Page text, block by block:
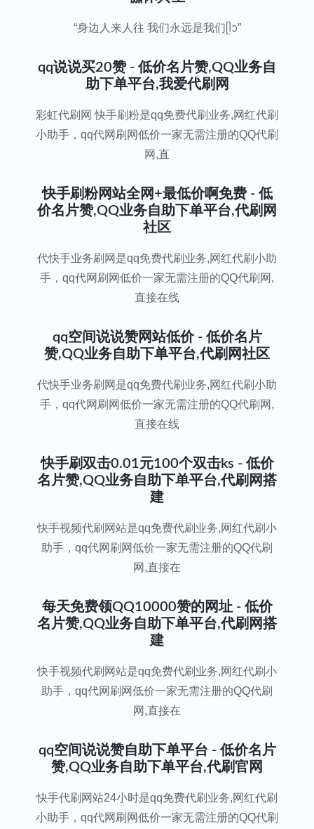
“身边人来人往 我们永远是我们ᥫᩣ”
qq说说买20赞 - 低价名片赞,QQ业务自
助下单平台,我爱代刷网
彩虹代刷网 快手刷粉是qq免费代刷业务,网红代刷
小助手，qq代网刷网低价一家无需注册的QQ代刷
网,直
快手刷粉网站全网+最低价啊免费 - 低
价名片赞,QQ业务自助下单平台,代刷网
社区
代快手业务刷网是qq免费代刷业务,网红代刷小助
手，qq代网刷网低价一家无需注册的QQ代刷网,
直接在线
qq空间说说赞网站低价 - 低价名片
赞,QQ业务自助下单平台,代刷网社区
代快手业务刷网是qq免费代刷业务,网红代刷小助
手，qq代网刷网低价一家无需注册的QQ代刷网,
直接在线
快手刷双击0.01元100个双击ks - 低价
名片赞,QQ业务自助下单平台,代刷网搭
建
快手视频代刷网站是qq免费代刷业务,网红代刷小
助手，qq代网刷网低价一家无需注册的QQ代刷
网,直接在
每天免费领QQ10000赞的网址 - 低价
名片赞,QQ业务自助下单平台,代刷网搭
建
快手视频代刷网站是qq免费代刷业务,网红代刷小
助手，qq代网刷网低价一家无需注册的QQ代刷
网,直接在
qq空间说说赞自助下单平台 - 低价名片
赞,QQ业务自助下单平台,代刷官网
快手代刷网站24小时是qq免费代刷业务,网红代刷
小助手，qq代网刷网低价一家无需注册的QQ代刷